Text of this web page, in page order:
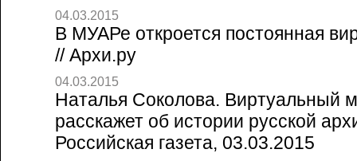
04.03.2015
В МУАРе откроется постоянная
// Архи.ру
04.03.2015
Наталья Соколова. Виртуальный
расскажет об истории русской
Российская газета, 03.03.2015